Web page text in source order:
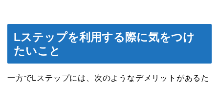
Lステップを利用する際に気をつけ
たいこと
一方でLステップには、次のようなデメリットがあるた